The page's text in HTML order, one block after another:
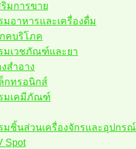
มการขาย
อาหารและเครื่องดื่ม
คบริโภค
มเวชภัณฑ์และยา
สำอาง
กทรอนิกส์
มเคมีภัณฑ์
มชิ้นส่วนเครื่องจักรและอุปกรณ์
Spot